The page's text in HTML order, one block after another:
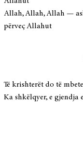
Allah, Allah, Allah —
përveç Allahut
Të krishterët do të
Ka shkëlqyer, e gjendja